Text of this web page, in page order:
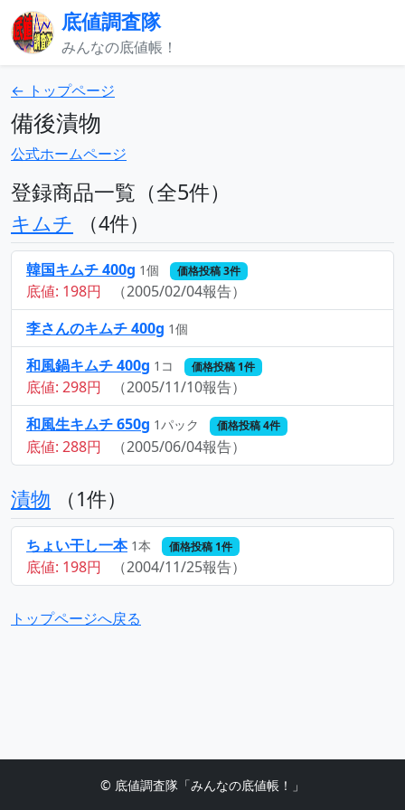
底値調査隊
みんなの底値帳！
← トップページ
備後漬物
公式ホームページ
登録商品一覧（全5件）
キムチ （4件）
韓国キムチ 400g 1個 価格投稿 3件
底値: 198円
（2005/02/04報告）
李さんのキムチ 400g 1個
和風鍋キムチ 400g 1コ 価格投稿 1件
底値: 298円
（2005/11/10報告）
和風生キムチ 650g 1パック 価格投稿 4件
底値: 288円 （2005/06/04報告）
漬物 （1件）
ちょい干し一本 1本 価格投稿 1件
底値: 198円 （2004/11/25報告）
トップページへ戻る
© 底値調査隊「みんなの底値帳！」